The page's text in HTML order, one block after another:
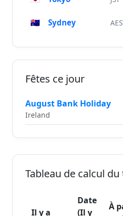
🇦🇺 Sydney
Fêtes ce jour
August Bank Holiday
Ireland
Tableau de calcul
Il y a
Date
(Il y
À